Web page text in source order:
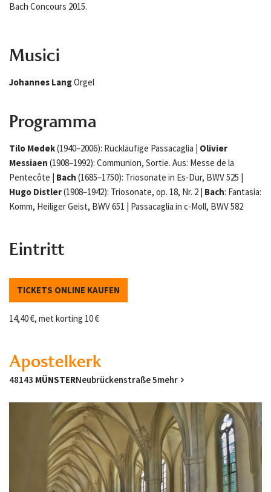
Bach Concours 2015.
Musici
Johannes LangOrgel
Programma
Tilo Medek(1940–2006): Rückläufige Passacaglia | Olivier
Messiaen (1908–1992): Communion, Sortie. Aus: Messe de la
Pentecôte | Bach (1685–1750): Triosonate in Es-Dur, BWV 525 |
Hugo Distler(1908–1942): Triosonate, op. 18, Nr. 2 | Bach: Fantasia:
Komm, Heiliger Geist, BWV 651 | Passacaglia in c-Moll, BWV 582
Eintritt
TICKETS ONLINE KAUFEN
14,40 €, met korting 10 €
Apostelkerk
48143 MÜNSTERNeubrückenstraße 5mehr